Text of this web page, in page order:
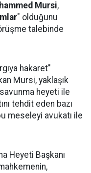
Mursi,
" olduğunu
talebinde
hakaret"
Mursi, yaklaşık
heyeti ile
tehdit eden bazı
meseleyi avukatı ile
Heyeti Başkanı